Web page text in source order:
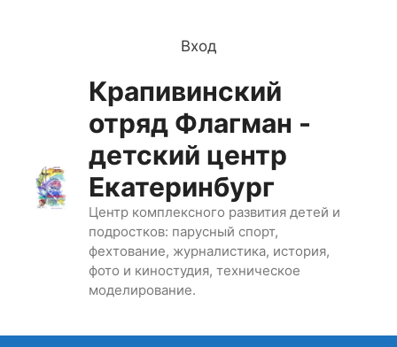
Вход
Крапивинский
отряд Флагман -
детский центр
Екатеринбург
Центр комплексного развития детей и
подростков: парусный спорт,
фехтование, журналистика, история,
фото и киностудия, техническое
моделирование.